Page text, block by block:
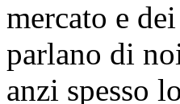
mercato e
parlano di
anzi spesso